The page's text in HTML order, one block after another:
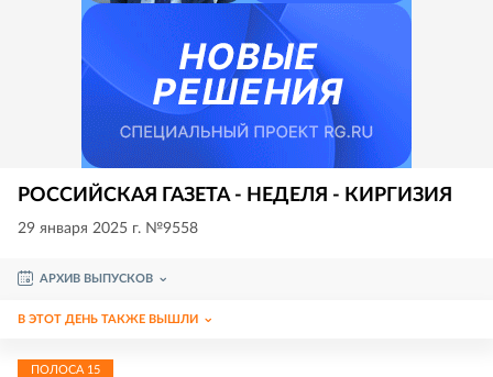
РОССИЙСКАЯ ГАЗЕТА - НЕДЕЛЯ - КИРГИЗИЯ
29 января 2025 г. №9558
АРХИВ ВЫПУСКОВ
В ЭТОТ ДЕНЬ ТАКЖЕ ВЫШЛИ
ПОЛОСА 15